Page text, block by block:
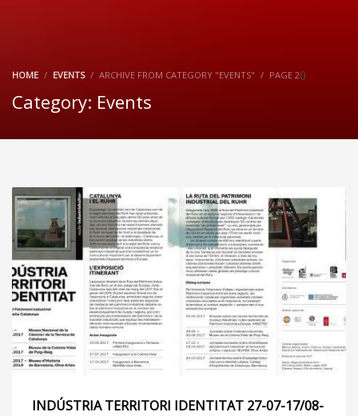
HOME EVENTS ARCHIVE FROM CATEGORY "EVENTS" (
PAGE 2 )
Category: Events
INDÚSTRIA TERRITORI IDENTITAT 27-07-17/08-